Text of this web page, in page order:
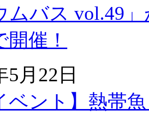
ムバス vol.49
開催！
5月22日
ベント】熱帯